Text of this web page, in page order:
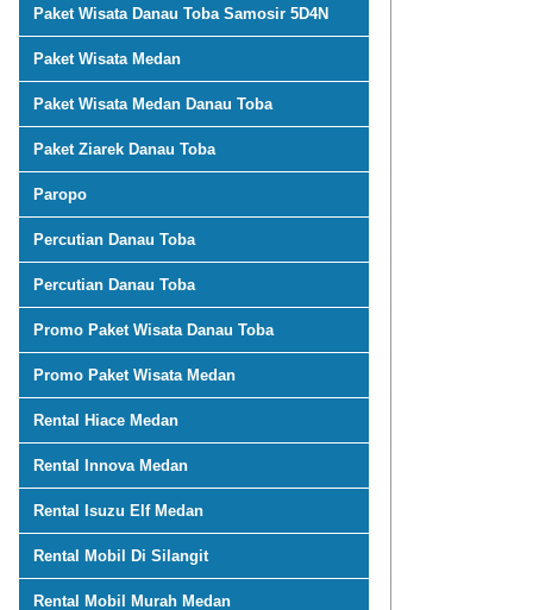
Paket Wisata Danau Toba Samosir 5D4N
Paket Wisata Medan
Paket Wisata Medan Danau Toba
Paket Ziarek Danau Toba
Paropo
Percutian Danau Toba
Percutian Danau Toba
Promo Paket Wisata Danau Toba
Promo Paket Wisata Medan
Rental Hiace Medan
Rental Innova Medan
Rental Isuzu Elf Medan
Rental Mobil Di Silangit
Rental Mobil Murah Medan